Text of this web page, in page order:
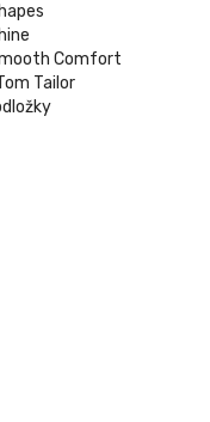
Comfort
Tailor